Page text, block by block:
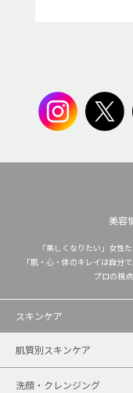
美容
「美しくなりたい」女性
「肌・心・体のキレイは自分
プロの視
スキンケア
肌質別スキンケア
洗顔・クレンジング